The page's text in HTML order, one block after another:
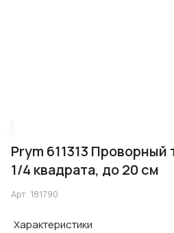
Prym 611313 Проворный
1/4 квадрата, до 20 см
Арт. 181790
Характеристики